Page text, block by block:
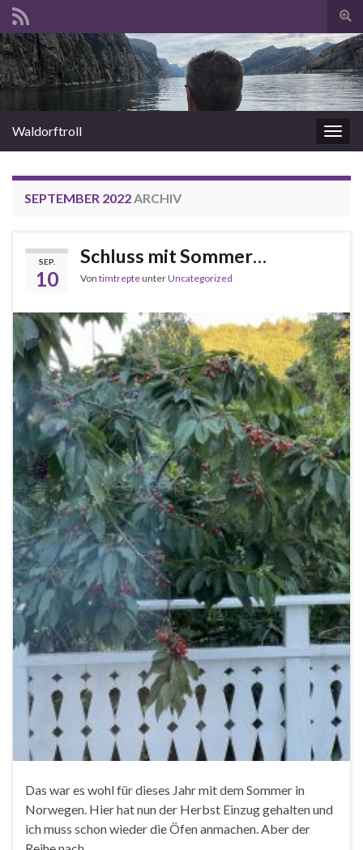
Search for:
Waldorftroll
SEPTEMBER 2022 ARCHIV
SEP.
10
Schluss mit Sommer…
Von timtrepteunterUncategorized
Das war es wohl für dieses Jahr mit dem Sommer in
Norwegen. Hier hat nun der Herbst Einzug gehalten und
ich muss schon wieder die Öfen anmachen. Aber der